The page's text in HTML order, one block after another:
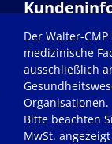
Der Walter-
medizinische
ausschließlich
Organisationen.
Bitte beachten
MwSt.